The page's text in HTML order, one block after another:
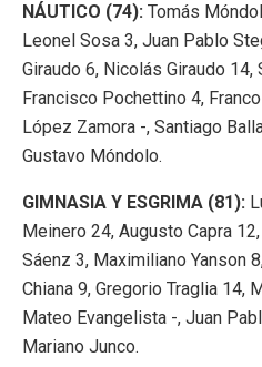
NÁUTICO (74): Tomás
Leonel Sosa 3, Juan Pablo
Giraudo 6, Nicolás Giraudo 14,
Francisco Pochettino 4,
López Zamora -, Santiago
Gustavo Móndolo.
GIMNASIA Y ESGRIMA (81):
Meinero 24, Augusto Capra
Sáenz 3, Maximiliano Yanson
Chiana 9, Gregorio Traglia 14,
Mateo Evangelista -, Juan
Mariano Junco.